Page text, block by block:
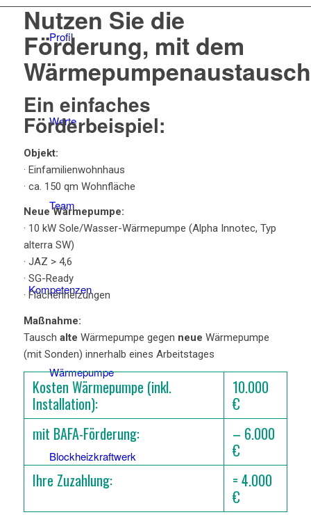
Profil
Werte
Team
Kompetenzen
Wärmepumpe
Blockheizkraftwerk
Nutzen Sie die
Förderung, mit dem
Ein einfaches
Förderbeispiel:
Objekt:
· Einfamilienwohnhaus
· ca. 150 qm Wohnfläche
Neue Wärmepumpe:
· 10 kW Sole/Wasser-Wärmepumpe (Alpha Innotec, Typ
alterra SW)
· JAZ > 4,6
· SG-Ready
· Flächenheizungen
Maßnahme:
Tausch alte Wärmepumpe gegen neue Wärmepumpe
(mit Sonden) innerhalb eines Arbeitstages
Kosten Wärmepumpe (inkl.
Installation):
10.000
€
mit BAFA-Förderung:
– 6.000
€
Ihre Zuzahlung:
= 4.000
€